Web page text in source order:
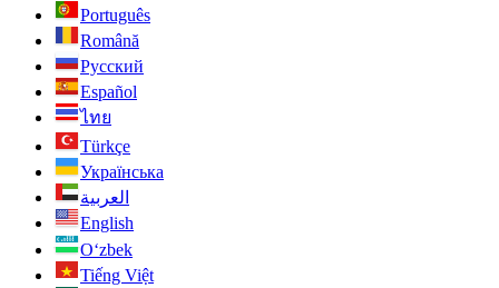
Português
Română
Русский
Español
ไทย
Türkçe
Українська
العربية
English
O‘zbek
Tiếng Việt